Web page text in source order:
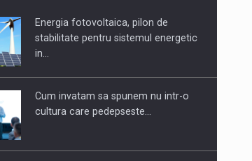
Energia fotovoltaica, pilon de
stabilitate pentru sistemul energetic
in…
Cum invatam sa spunem nu intr-o
cultura care pedepseste…